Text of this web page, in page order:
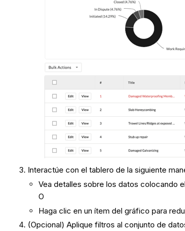
Interactúe con el tablero de la siguiente
Vea detalles sobre los datos colocando
O
Haga clic en un ítem del gráfico para
(Opcional) Aplique filtros al conjunto de